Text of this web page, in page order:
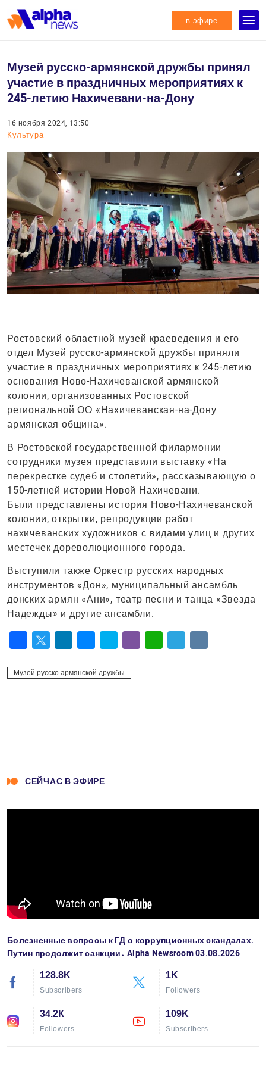
в эфире
Музей русско-армянской дружбы принял
участие в праздничных мероприятиях к
245-летию Нахичевани-на-Дону
16 ноября 2024, 13:50
Культура
Ростовский областной музей краеведения и его
отдел Музей русско-армянской дружбы приняли
участие в праздничных мероприятиях к 245-летию
основания Ново-Нахичеванской армянской
колонии, организованных Ростовской
региональной ОО «Нахичеванская-на-Дону
армянская община».
В Ростовской государственной филармонии
сотрудники музея представили выставку «На
перекрестке судеб и столетий», рассказывающую о
150-летней истории Новой Нахичевани.
Были представлены история Ново-Нахичеванской
колонии, открытки, репродукции работ
нахичеванских художников с видами улиц и других
местечек дореволюционного города.
Выступили также Оркестр русских народных
инструментов «Дон», муниципальный ансамбль
донских армян «Ани», театр песни и танца «Звезда
Надежды» и другие ансамбли.
Музей русско-армянской дружбы
СЕЙЧАС В ЭФИРЕ
Болезненные вопросы к ГД о коррупционных скандалах.
Путин продолжит санкции․ Alpha Newsroom 03.08.2026
128.8K
Subscribers
1K
Followers
34.2К
Followers
109K
Subscribers